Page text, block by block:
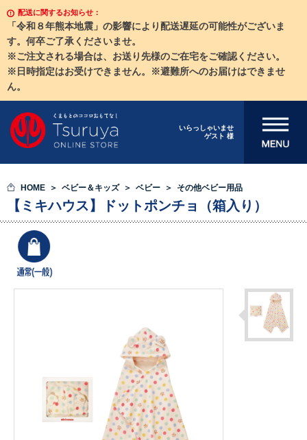
配送に関するお知らせ：
「令和８年熊本地震」の影響により配送遅延の可能性がございま
す。何卒ご了承くださいませ。
※ご注文される場合は、お送り先様のご在宅をご確認ください。
※日時指定はお受けできません。※避難所へのお届けはできませ
ん。
いらっしゃいませ
ゲスト 様
メニューを開
HOME ベビー＆キッズ ベビー その他ベビー用品
【ミキハウス】ドットポンチョ（箱入り）